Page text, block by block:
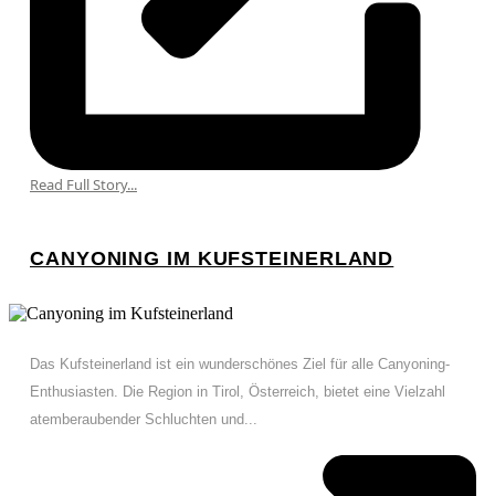
Read Full Story...
CANYONING IM KUFSTEINERLAND
Das Kufsteinerland ist ein wunderschönes Ziel für alle Canyoning-
Enthusiasten. Die Region in Tirol, Österreich, bietet eine Vielzahl
atemberaubender Schluchten und...